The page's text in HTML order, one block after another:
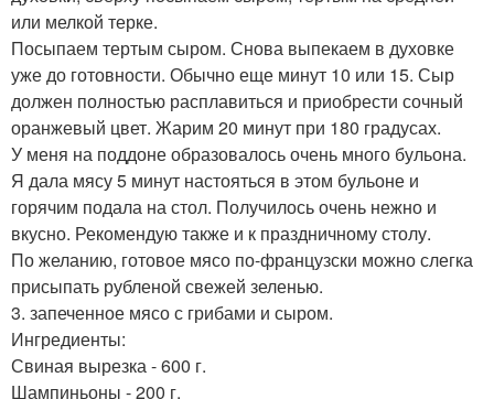
или мелкой терке.
Посыпаем тертым сыром. Снова выпекаем в духовке
уже до готовности. Обычно еще минут 10 или 15. Сыр
должен полностью расплавиться и приобрести сочный
оранжевый цвет. Жарим 20 минут при 180 градусах.
У меня на поддоне образовалось очень много бульона.
Я дала мясу 5 минут настояться в этом бульоне и
горячим подала на стол. Получилось очень нежно и
вкусно. Рекомендую также и к праздничному столу.
По желанию, готовое мясо по-французски можно слегка
присыпать рубленой свежей зеленью.
3. запеченное мясо с грибами и сыром.
Ингредиенты:
Свиная вырезка - 600 г.
Шампиньоны - 200 г.